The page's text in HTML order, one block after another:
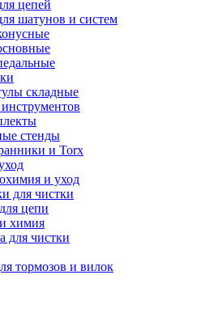
цепей
шатунов и систем
складные
стенды
и Torx
и уход
для чистки
цепи
химия
для чистки
тормозов и вилок